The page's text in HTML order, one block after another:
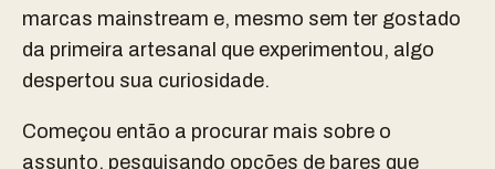
marcas mainstream e, mesmo sem ter gostado
da primeira artesanal que experimentou, algo
despertou sua curiosidade.
Começou então a procurar mais sobre o
assunto, pesquisando opções de bares que